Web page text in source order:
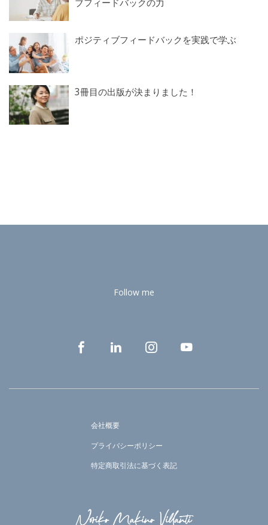
ポジティブフィードバックを実践で学ぶ
3冊目の出版が決まりました！
Follow me
会社概要
プライバシーポリシー
特定商取引法に基づく表記